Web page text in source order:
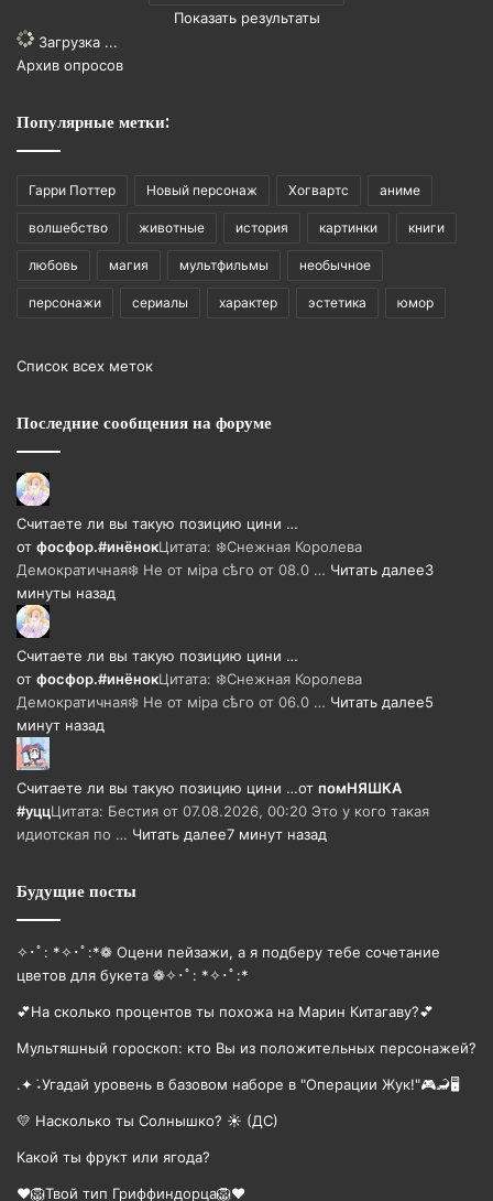
Показать результаты
Загрузка ...
Архив опросов
Популярные метки:
Гарри Поттер Новый персонаж Хогвартс аниме
волшебство животные история картинки книги
любовь магия мультфильмы необычное
персонажи сериалы характер эстетика юмор
Список всех меток
Последние сообщения на форуме
Считаете ли вы такую позицию цини …
от фосфор.#инёнокЦитата: ❄️Снежная Королева
Демократичная❄️ Не от мiра сѣго от 08.0 … Читать далее3
минуты назад
Считаете ли вы такую позицию цини …
от фосфор.#инёнокЦитата: ❄️Снежная Королева
Демократичная❄️ Не от мiра сѣго от 06.0 … Читать далее5
минут назад
Считаете ли вы такую позицию цини …от помНЯШКА
#уццЦитата: Бестия от 07.08.2026, 00:20 Это у кого такая
идиотская по … Читать далее7 минут назад
Будущие посты
✧･ﾟ: *✧･ﾟ:*❁ Оцени пейзажи, а я подберу тебе сочетание
цветов для букета ❁✧･ﾟ: *✧･ﾟ:*
💕На сколько процентов ты похожа на Марин Китагаву?💕
Мультяшный гороскоп: кто Вы из положительных персонажей?
.✦ ݁˖Угадай уровень в базовом наборе в "Операции Жук!"🎮🦂🖥
💛 Насколько ты Солнышко? ☀️ (ДС)
Какой ты фрукт или ягода?
❤️🦁Твой тип Гриффиндорца🦁❤️